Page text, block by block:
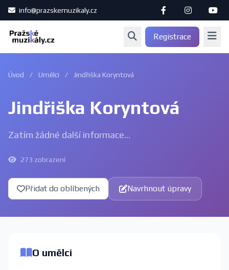
info@prazskemuzikaly.cz
Registrace
Úvod / Umělci / Jindřiška Koryntová
Jindřiška Koryntová
Zatím žádné další informace...
273 zobrazení
Přidat do oblíbených Navrhnout úpravy
O umělci